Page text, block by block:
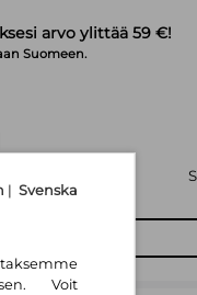
arvo ylittää 59 €!
Suomeen.
| Svenska
Voit